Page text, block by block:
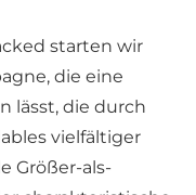
starten wir
die eine
lässt, die durch
vielfältiger
Größer-als-